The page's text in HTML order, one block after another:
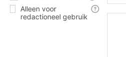
Alleen voor
redactioneel gebruik